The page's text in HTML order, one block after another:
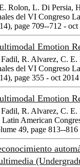
Rolon, L. Di Persia,
del VI Congreso
page 709--712 - oct
Emotion
R. Alvarez, C.
del VI Congreso
page 355 - oct 2014
Emotion
R. Alvarez, C.
American
49, page 813--816